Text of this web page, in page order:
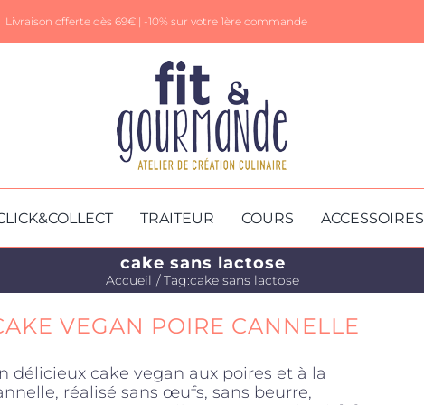
Livraison offerte dès 69€ | -10% sur votre 1ère commande
TRAITEUR COURS ACCESSOIRES
cake sans lactose
Accueil Tag:cake sans lactose
VEGAN POIRE CANNELLE
délicieux cake vegan aux poires et à la
réalisé sans œufs, sans beurre,